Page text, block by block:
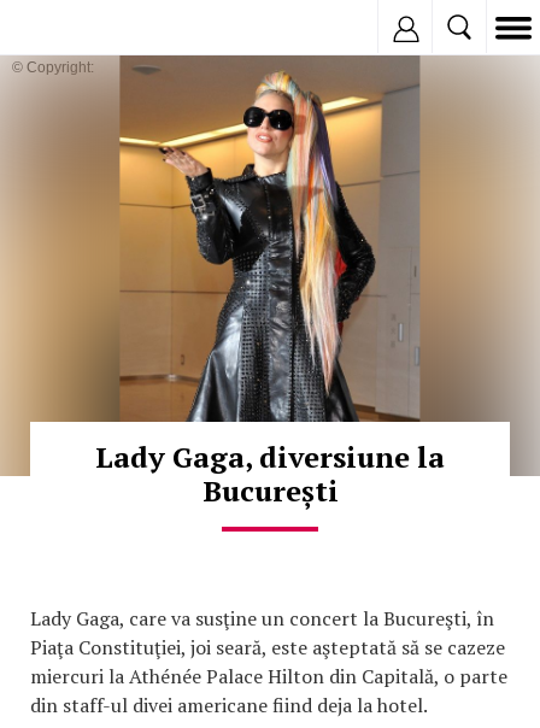
© Copyright:
Lady Gaga, diversiune la
București
Lady Gaga, care va susţine un concert la Bucureşti, în
Piaţa Constituţiei, joi seară, este aşteptată să se cazeze
miercuri la Athénée Palace Hilton din Capitală, o parte
din staff-ul divei americane fiind deja la hotel.